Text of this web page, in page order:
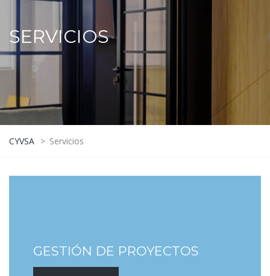
SERVICIOS
CYVSA > Servicios
GESTIÓN DE PROYECTOS